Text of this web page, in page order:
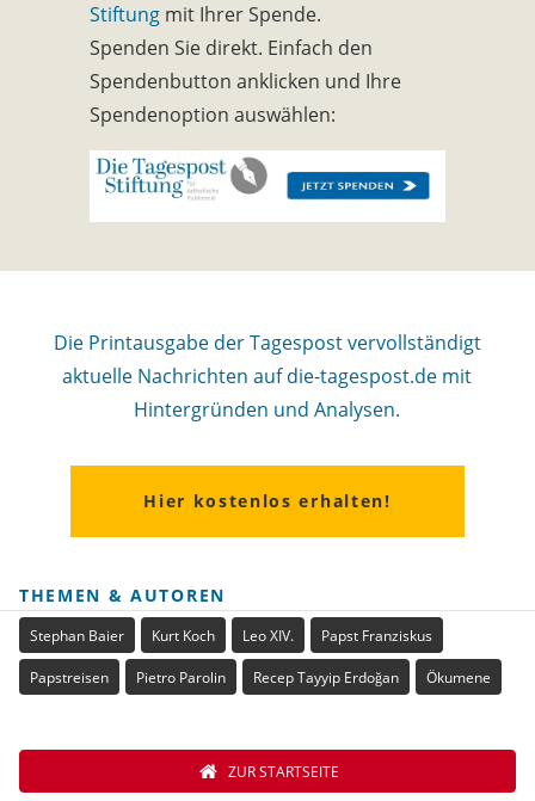
Stiftung mit Ihrer Spende.
Spenden Sie direkt. Einfach den
Spendenbutton anklicken und Ihre
Spendenoption auswählen:
Die Printausgabe der Tagespost vervollständigt
aktuelle Nachrichten auf die-tagespost.de mit
Hintergründen und Analysen.
Hier kostenlos erhalten!
THEMEN & AUTOREN
Stephan Baier Kurt Koch Leo XIV. Papst Franziskus
Papstreisen Pietro Parolin Recep Tayyip Erdoğan Ökumene
ZUR STARTSEITE